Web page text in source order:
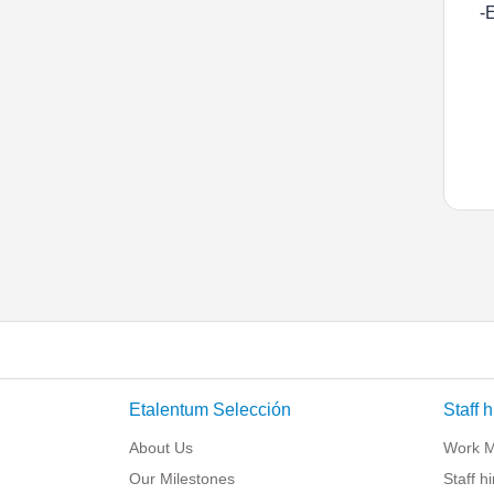
-
Etalentum Selección
About Us
Our Milestones
Staff
Work
Staff